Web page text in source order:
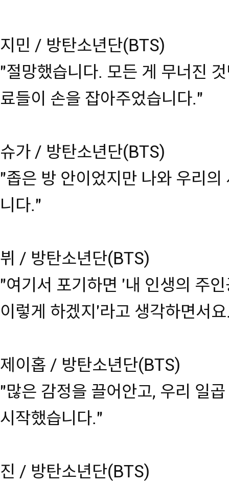
지민 / 방탄소년단(BTS)
"절망했습니다. 모든 게 무너진
료들이 손을 잡아주었습니다."
슈가 / 방탄소년단(BTS)
"좁은 방 안이었지만 나와 우리
니다."
뷔 / 방탄소년단(BTS)
"여기서 포기하면 '내 인생의 주
이렇게 하겠지'라고 생각하면서
제이홉 / 방탄소년단(BTS)
"많은 감정을 끌어안고, 우리 일
시작했습니다."
진 / 방탄소년단(BTS)